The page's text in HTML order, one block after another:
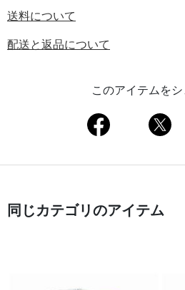
送料について
配送と返品について
このアイテムを
同じカテゴリのアイテム